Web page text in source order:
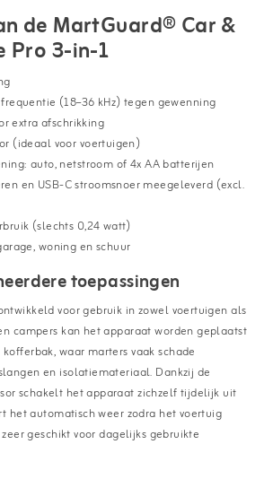
de MartGuard® Car &
Pro 3-in-1
(18–36 kHz) tegen gewenning
extra afschrikking
(ideaal voor voertuigen)
auto, netstroom of 4x AA batterijen
en USB-C stroomsnoer meegeleverd (excl.
(slechts 0,24 watt)
woning en schuur
toepassingen
voor gebruik in zowel voertuigen als
campers kan het apparaat worden geplaatst
waar marters vaak schade
en isolatiemateriaal. Dankzij de
schakelt het apparaat zichzelf tijdelijk uit
het automatisch weer zodra het voertuig
geschikt voor dagelijks gebruikte